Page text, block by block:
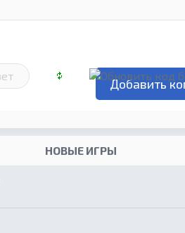
НОВЫЕ ИГРЫ